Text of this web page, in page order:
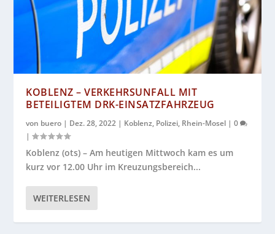
KOBLENZ – VERKEHRSUNFALL MIT
BETEILIGTEM DRK-EINSATZFAHRZEUG
von buero | Dez. 28, 2022 | Koblenz, Polizei, Rhein-Mosel |0
|
Koblenz (ots) – Am heutigen Mittwoch kam es um
kurz vor 12.00 Uhr im Kreuzungsbereich...
WEITERLESEN